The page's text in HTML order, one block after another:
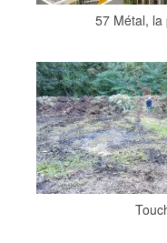
57 Métal, la